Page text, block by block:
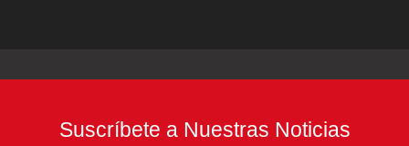
Suscríbete a Nuestras Noticias